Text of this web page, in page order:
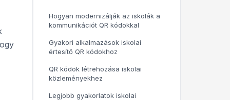
Hogyan modernizálják az iskolák a
kommunikációt QR kódokkal
Gyakori alkalmazások iskolai
értesítő QR kódokhoz
QR kódok létrehozása iskolai
közleményekhez
Legjobb gyakorlatok iskolai